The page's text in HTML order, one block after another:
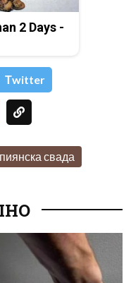
2 Days -
Тwitter
пиянска свада